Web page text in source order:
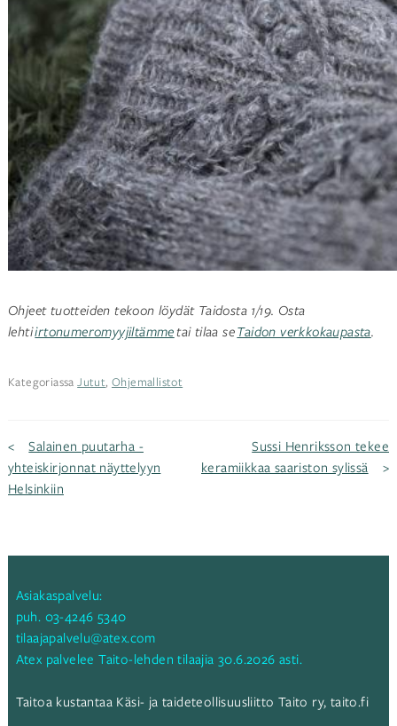
Ohjeet tuotteiden tekoon löydät Taidosta 1/19. Osta
lehtiirtonumeromyyjiltämmetai tilaa seTaidon verkkokaupasta.
KategoriassaJutut, Ohjemallistot
Artikkelien
selaus
Salainen puutarha -
yhteiskirjonnat näyttelyyn
Helsinkiin
Sussi Henriksson tekee
keramiikkaa saariston sylissä
Asiakaspalvelu:
puh. 03-4246 5340
tilaajapalvelu@atex.com
Atex palvelee Taito-lehden tilaajia 30.6.2026 asti.
Taitoa kustantaa Käsi- ja taideteollisuusliitto Taito ry, taito.fi